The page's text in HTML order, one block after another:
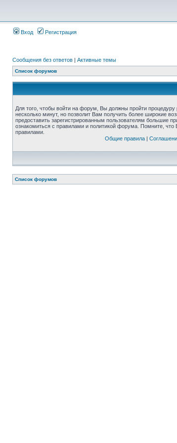
Вход Регистрация
Сообщения без ответов | Активные темы
Список форумов
Для того, чтобы войти на форум, Вы должны пройти процедуру
несколько минут, но позволит Вам получить более широкие
предоставить зарегистрированным пользователям большие
ознакомиться с правилами и политикой форума. Помните,
правилами.
Общие правила|
Список форумов